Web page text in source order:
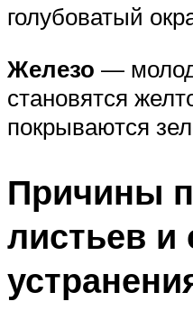
голубоватый
Железо —
становятся
покрываются
Причины
листьев